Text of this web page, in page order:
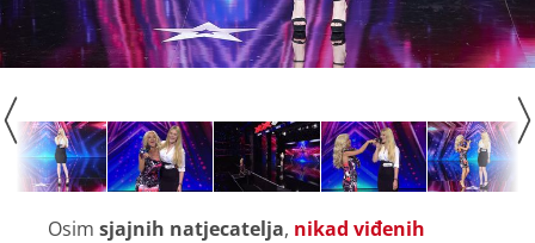
Osim sjajnih natjecatelja, nikad viđenih